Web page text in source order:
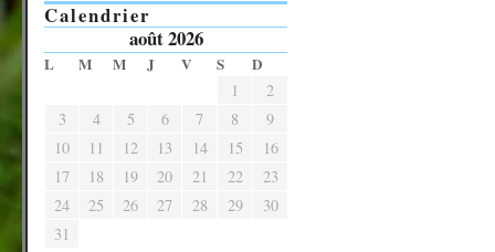
Calendrier
août 2026
L M M J V S D
1
2
3
4 5 6 7 8
9
10
11 12 13 14 15
16
17
18 19 20 21 22
23
24
25 26 27 28 29
30
31